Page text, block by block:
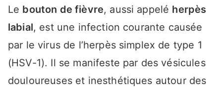
Le bouton de fièvre, aussi appelé herpès
labial, est une infection courante causée
par le virus de l’herpès simplex de type 1
(HSV-1). Il se manifeste par des vésicules
douloureuses et inesthétiques autour des